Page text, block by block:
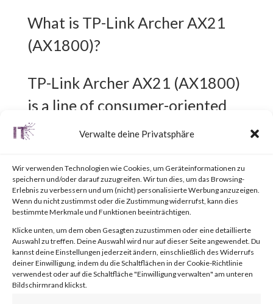
Verwalte deine Privatsphäre
Wir verwenden Technologien wie Cookies, um Geräteinformationen zu
speichern und/oder darauf zuzugreifen. Wir tun dies, um das Browsing-
Erlebnis zu verbessern und um (nicht) personalisierte Werbung anzuzeigen.
Wenn du nicht zustimmst oder die Zustimmung widerrufst, kann dies
bestimmte Merkmale und Funktionen beeinträchtigen.
Klicke unten, um dem oben Gesagten zuzustimmen oder eine detaillierte
Auswahl zu treffen. Deine Auswahl wird nur auf dieser Seite angewendet. Du
kannst deine Einstellungen jederzeit ändern, einschließlich des Widerrufs
deiner Einwilligung, indem du die Schaltflächen in der Cookie-Richtlinie
verwendest oder auf die Schaltfläche "Einwilligung verwalten" am unteren
Bildschirmrand klickst.
What is TP-Link Archer AX21
(AX1800)?
TP-Link Archer AX21 (AX1800)
is a line of consumer-oriented
Wi-Fi routers.
What is the attack?
A command injection
vulnerability exists in TP-Link
Archer AX21 (AX1800)
firmware versions before 1.1.4
Build 20230219 that allows an